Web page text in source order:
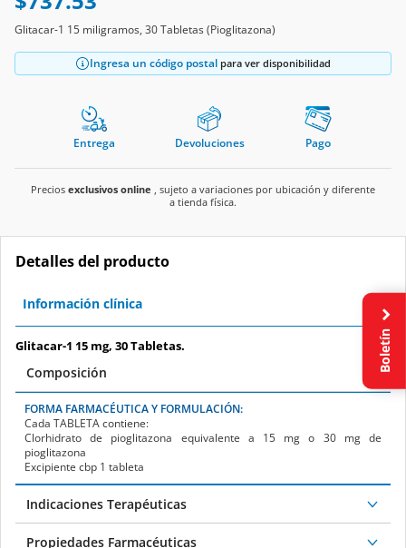
Glitacar-1 15 miligramos, 30 Tabletas (Pioglitazona)
Ingresa un código postal para ver disponibilidad
Entrega Devoluciones Pago
Precios exclusivos online , sujeto a variaciones por ubicación y diferente
a tienda física.
Detalles del producto
Información clínica
Glitacar-1 15 mg, 30 Tabletas.
Composición
FORMA FARMACÉUTICA Y FORMULACIÓN:
Cada TABLETAcontiene:
Clorhidrato de pioglitazona equivalente a 15 mg o 30 mg de
pioglitazona
Excipiente cbp 1 tableta
Indicaciones Terapéuticas
Propiedades Farmacéuticas
Boletín